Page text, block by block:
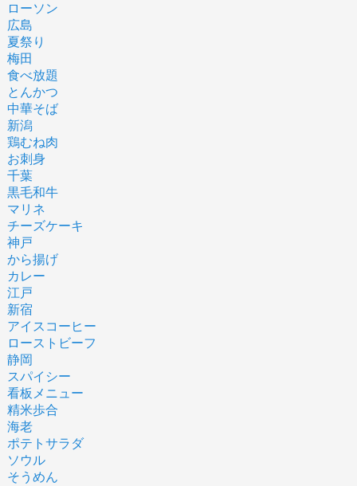
ローソン
広島
夏祭り
梅田
食べ放題
とんかつ
中華そば
新潟
鶏むね肉
お刺身
千葉
黒毛和牛
マリネ
チーズケーキ
神戸
から揚げ
カレー
江戸
新宿
アイスコーヒー
ローストビーフ
静岡
スパイシー
看板メニュー
精米歩合
海老
ポテトサラダ
ソウル
そうめん